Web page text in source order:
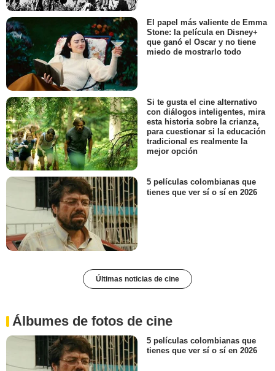
El papel más valiente de Emma
Stone: la película en Disney+
que ganó el Oscar y no tiene
miedo de mostrarlo todo
Si te gusta el cine alternativo
con diálogos inteligentes, mira
esta historia sobre la crianza,
para cuestionar si la educación
tradicional es realmente la
mejor opción
5 películas colombianas que
tienes que ver sí o sí en 2026
Últimas noticias de cine
Álbumes de fotos de cine
5 películas colombianas que
tienes que ver sí o sí en 2026